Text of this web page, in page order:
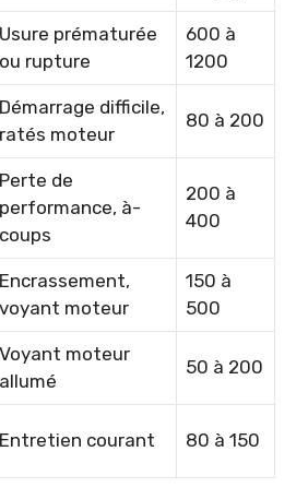
Usure prématurée
ou rupture
600 à
1200
Démarrage difficile,
ratés moteur
80 à 200
Perte de
performance, à-
coups
200 à
400
Encrassement,
voyant moteur
150 à
500
Voyant moteur
allumé
50 à 200
Entretien courant 80 à 150